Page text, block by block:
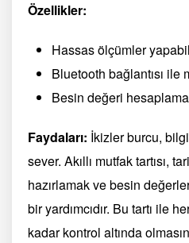
Özellikler:
Hassas ölçümler
Bluetooth bağlantısı
Besin değeri
Faydaları: İkizler burcu,
sever. Akıllı mutfak tartısı,
hazırlamak ve besin
bir yardımcıdır. Bu tartı ile
kadar kontrol altında